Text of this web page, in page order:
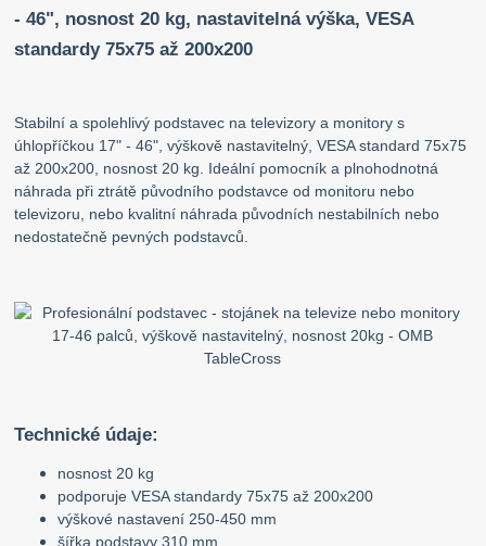
- 46", nosnost 20 kg, nastavitelná výška, VESA
standardy 75x75 až 200x200
Stabilní a spolehlivý podstavec na televizory a monitory s
úhlopříčkou 17" - 46", výškově nastavitelný, VESA standard 75x75
až 200x200, nosnost 20 kg. Ideální pomocník a plnohodnotná
náhrada při ztrátě původního podstavce od monitoru nebo
televizoru, nebo kvalitní náhrada původních nestabilních nebo
nedostatečně pevných podstavců.
Technické údaje:
nosnost 20 kg
podporuje VESA standardy 75x75 až 200x200
výškové nastavení 250-450 mm
šířka podstavy 310 mm